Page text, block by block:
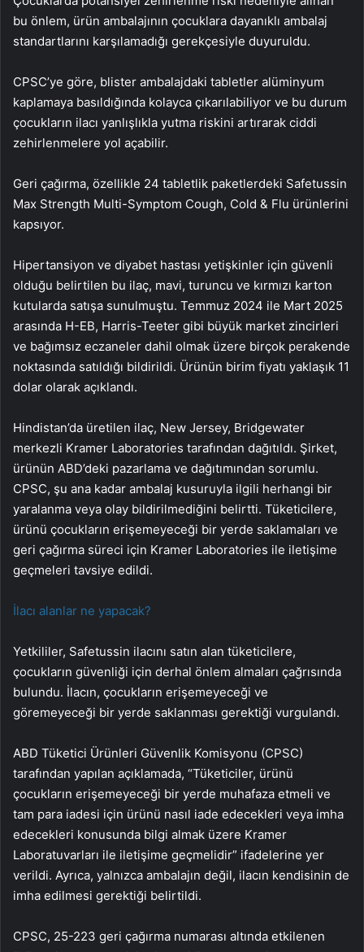
bu önlem, ürün ambalajının çocuklara dayanıklı ambalaj
standartlarını karşılamadığı gerekçesiyle duyuruldu.
CPSC’ye göre, blister ambalajdaki tabletler alüminyum
kaplamaya basıldığında kolayca çıkarılabiliyor ve bu durum
çocukların ilacı yanlışlıkla yutma riskini artırarak ciddi
zehirlenmelere yol açabilir.
Geri çağırma, özellikle 24 tabletlik paketlerdeki Safetussin
Max Strength Multi-Symptom Cough, Cold & Flu ürünlerini
kapsıyor.
Hipertansiyon ve diyabet hastası yetişkinler için güvenli
olduğu belirtilen bu ilaç, mavi, turuncu ve kırmızı karton
kutularda satışa sunulmuştu. Temmuz 2024 ile Mart 2025
arasında H-EB, Harris-Teeter gibi büyük market zincirleri
ve bağımsız eczaneler dahil olmak üzere birçok perakende
noktasında satıldığı bildirildi. Ürünün birim fiyatı yaklaşık 11
dolar olarak açıklandı.
Hindistan’da üretilen ilaç, New Jersey, Bridgewater
merkezli Kramer Laboratories tarafından dağıtıldı. Şirket,
ürünün ABD’deki pazarlama ve dağıtımından sorumlu.
CPSC, şu ana kadar ambalaj kusuruyla ilgili herhangi bir
yaralanma veya olay bildirilmediğini belirtti. Tüketicilere,
ürünü çocukların erişemeyeceği bir yerde saklamaları ve
geri çağırma süreci için Kramer Laboratories ile iletişime
geçmeleri tavsiye edildi.
İlacı alanlar ne yapacak?
Yetkililer, Safetussin ilacını satın alan tüketicilere,
çocukların güvenliği için derhal önlem almaları çağrısında
bulundu. İlacın, çocukların erişemeyeceği ve
göremeyeceği bir yerde saklanması gerektiği vurgulandı.
ABD Tüketici Ürünleri Güvenlik Komisyonu (CPSC)
tarafından yapılan açıklamada, “Tüketiciler, ürünü
çocukların erişemeyeceği bir yerde muhafaza etmeli ve
tam para iadesi için ürünü nasıl iade edecekleri veya imha
edecekleri konusunda bilgi almak üzere Kramer
Laboratuvarları ile iletişime geçmelidir” ifadelerine yer
verildi. Ayrıca, yalnızca ambalajın değil, ilacın kendisinin de
imha edilmesi gerektiği belirtildi.
CPSC, 25-223 geri çağırma numarası altında etkilenen